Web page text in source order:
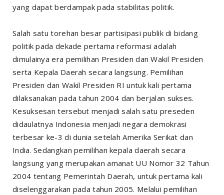
yang dapat berdampak pada stabilitas politik.
Salah satu torehan besar partisipasi publik di bidang
politik pada dekade pertama reformasi adalah
dimulainya era pemilihan Presiden dan Wakil Presiden
serta Kepala Daerah secara langsung. Pemilihan
Presiden dan Wakil Presiden RI untuk kali pertama
dilaksanakan pada tahun 2004 dan berjalan sukses.
Kesuksesan tersebut menjadi salah satu preseden
didaulatnya Indonesia menjadi negara demokrasi
terbesar ke-3 di dunia setelah Amerika Serikat dan
India. Sedangkan pemilihan kepala daerah secara
langsung yang merupakan amanat UU Nomor 32 Tahun
2004 tentang Pemerintah Daerah, untuk pertama kali
diselenggarakan pada tahun 2005. Melalui pemilihan